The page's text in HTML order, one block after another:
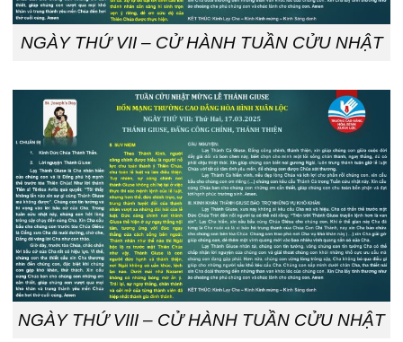
NGÀY THỨ VII – CỬ HÀNH TUẦN CỬU NHẬT
NGÀY THỨ VIII – CỬ HÀNH TUẦN CỬU NHẬT